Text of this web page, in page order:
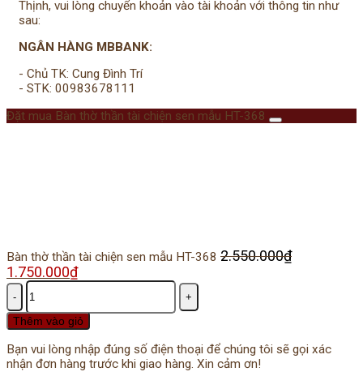
Thịnh, vui lòng chuyển khoản vào tài khoản với thông tin như
sau:
NGÂN HÀNG MBBANK:
- Chủ TK: Cung Đình Trí
- STK: 00983678111
Đặt mua Bàn thờ thần tài chiện sen mẫu HT-368
Bàn thờ thần tài chiện sen mẫu HT-368 2.550.000₫
Giá
gốc
là:
2.550.000₫.
1.750.000₫Giá
hiện
là:
1.750.000₫.
Số
lượng
Thêm vào giỏ
Bạn vui lòng nhập đúng số điện thoại để chúng tôi sẽ gọi xác
nhận đơn hàng trước khi giao hàng. Xin cảm ơn!